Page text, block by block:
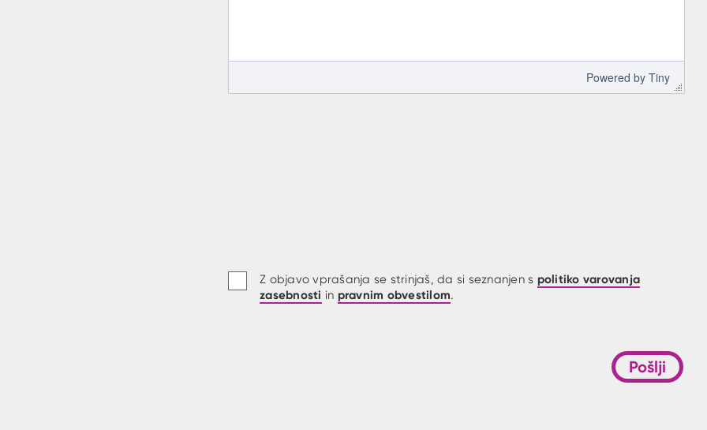
Powered by Tiny
Z objavo vprašanja se strinjaš, da si seznanjen s politiko varovanja
zasebnosti in pravnim obvestilom.
Pošlji